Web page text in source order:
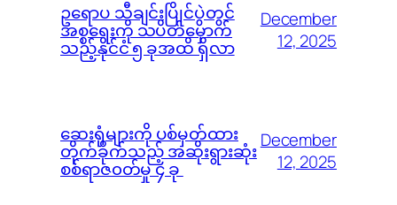
ဥရောပ သီချင်းပြိုင်ပွဲတွင်
အစ္စရေးကို သပိတ်မှောက်
သည့်နိုင်ငံ ၅ ခုအထိ ရှိလာ
December
12, 2025
ဆေးရုံများကို ပစ်မှတ်ထား
တိုက်ခိုက်သည့် အဆိုးရွားဆုံး
စစ်ရာဇ၀တ်မှု ၄ ခု
December
12, 2025